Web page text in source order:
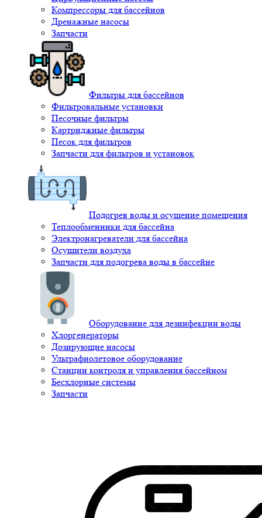
Компрессоры для бассейнов
Дренажные насосы
Запчасти
Фильтры для бассейнов
Фильтровальные установки
Песочные фильтры
Картриджные фильтры
Песок для фильтров
Запчасти для фильтров и установок
Подогрев воды и осушение помещения
Теплообменники для бассейна
Электронагреватели для бассейна
Осушители воздуха
Запчасти для подогрева воды в бассейне
Оборудование для дезинфекции воды
Хлоргенераторы
Дозирующие насосы
Ультрафиолетовое оборудование
Станции контроля и управления бассейном
Бесхлорные системы
Запчасти